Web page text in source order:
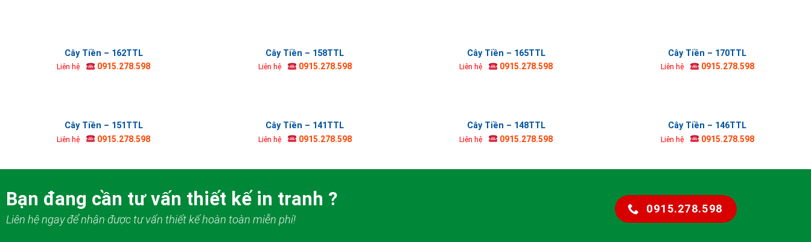
Cây Tiền – 162TTL
Liên hệ 0915.278.598
Cây Tiền – 158TTL
Liên hệ 0915.278.598
Cây Tiền – 165TTL
Liên hệ 0915.278.598
Cây Tiền – 170TTL
Liên hệ 0915.278.598
Cây Tiền – 151TTL
Liên hệ 0915.278.598
Cây Tiền – 141TTL
Liên hệ 0915.278.598
Cây Tiền – 148TTL
Liên hệ 0915.278.598
Cây Tiền – 146TTL
Liên hệ 0915.278.598
Bạn đang cần tư vấn thiết kế in tranh ?
Liên hệ ngay để nhận được tư vấn thiết kế hoàn toàn miễn phí!
0915.278.598